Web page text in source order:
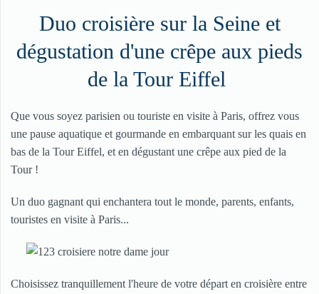
Duo croisière sur la Seine et
dégustation d'une crêpe aux pieds
de la Tour Eiffel
Que vous soyez parisien ou touriste en visite à Paris, offrez vous
une pause aquatique et gourmande en embarquant sur les quais en
bas de la Tour Eiffel, et en dégustant une crêpe aux pied de la
Tour !
Un duo gagnant qui enchantera tout le monde, parents, enfants,
touristes en visite à Paris...
Choisissez tranquillement l'heure de votre départ en croisière entre